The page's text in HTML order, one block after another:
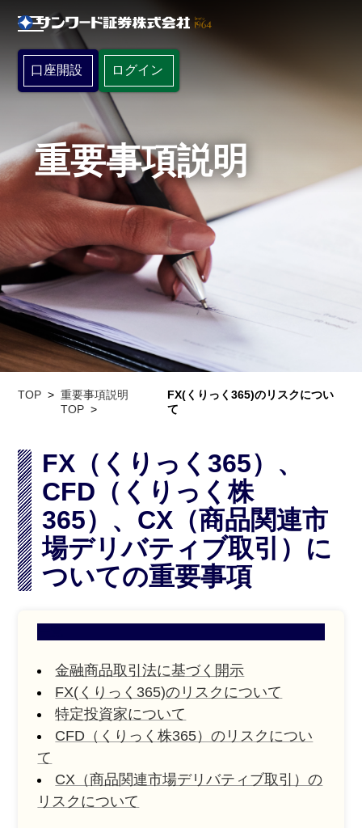
口座開設 ログイン
重要事項説明
TOP
重要事項説明
TOP
FX(くりっく365)のリスクについ
て
FX（くりっく365）、
CFD（くりっく株
365）、CX（商品関連市
場デリバティブ取引）に
ついての重要事項
金融商品取引法に基づく開示
FX(くりっく365)のリスクについて
特定投資家について
CFD（くりっく株365）のリスクについ
て
CX（商品関連市場デリバティブ取引）の
リスクについて